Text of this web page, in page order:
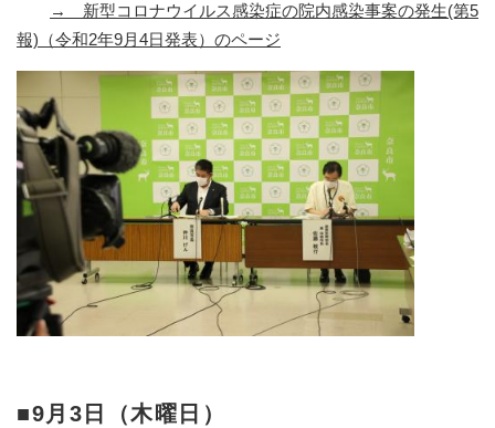
→ 新型コロナウイルス感染症の院内感染事案の発生(第5
報)（令和2年9月4日発表）のページ
■9月3日（木曜日）